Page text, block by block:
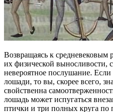
Возвращаясь к
их физической выносливости,
невероятное послушание.
лошади, то вы, скорее всего,
свойственна
лошадь может испугаться
птички и три полных круга по